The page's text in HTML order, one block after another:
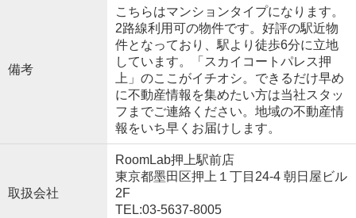
備考
こちらはマンションタイプになります。
2路線利用可の物件です。好評の駅近物
件となっており、駅より徒歩6分に立地
しています。「スカイコートパレス押
上」のここがイチオシ。できるだけ早め
に不動産情報を集めたい方は当社スタッ
フまでご連絡ください。地域の不動産情
報をいち早くお届けします。
取扱会社
RoomLab押上駅前店
東京都墨田区押上１丁目24-4 朝日屋ビル
2F
TEL:03-5637-8005